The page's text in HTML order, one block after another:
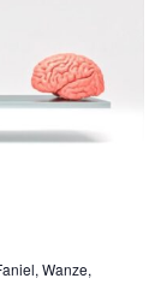
Wanze,